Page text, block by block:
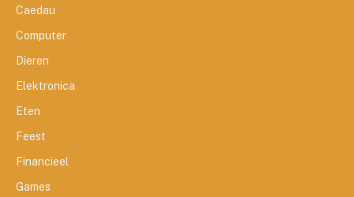
Caedau
Computer
Dieren
Elektronica
Eten
Feest
Financieel
Games